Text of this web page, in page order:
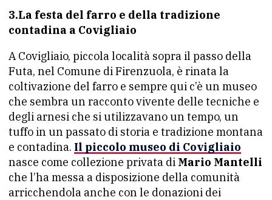
3.La festa del farro e della tradizione
contadina a Covigliaio
A Covigliaio, piccola località sopra il passo della
Futa, nel Comune di Firenzuola, è rinata la
coltivazione del farro e sempre qui c’è un museo
che sembra un racconto vivente delle tecniche e
degli arnesi che si utilizzavano un tempo, un
tuffo in un passato di storia e tradizione montana
e contadina. Il piccolo museo di Covigliaio
nasce come collezione privata di Mario Mantelli
che l’ha messa a disposizione della comunità
arricchendola anche con le donazioni dei